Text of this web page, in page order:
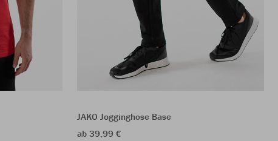
JAKO Jogginghose Base
ab 39,99 €